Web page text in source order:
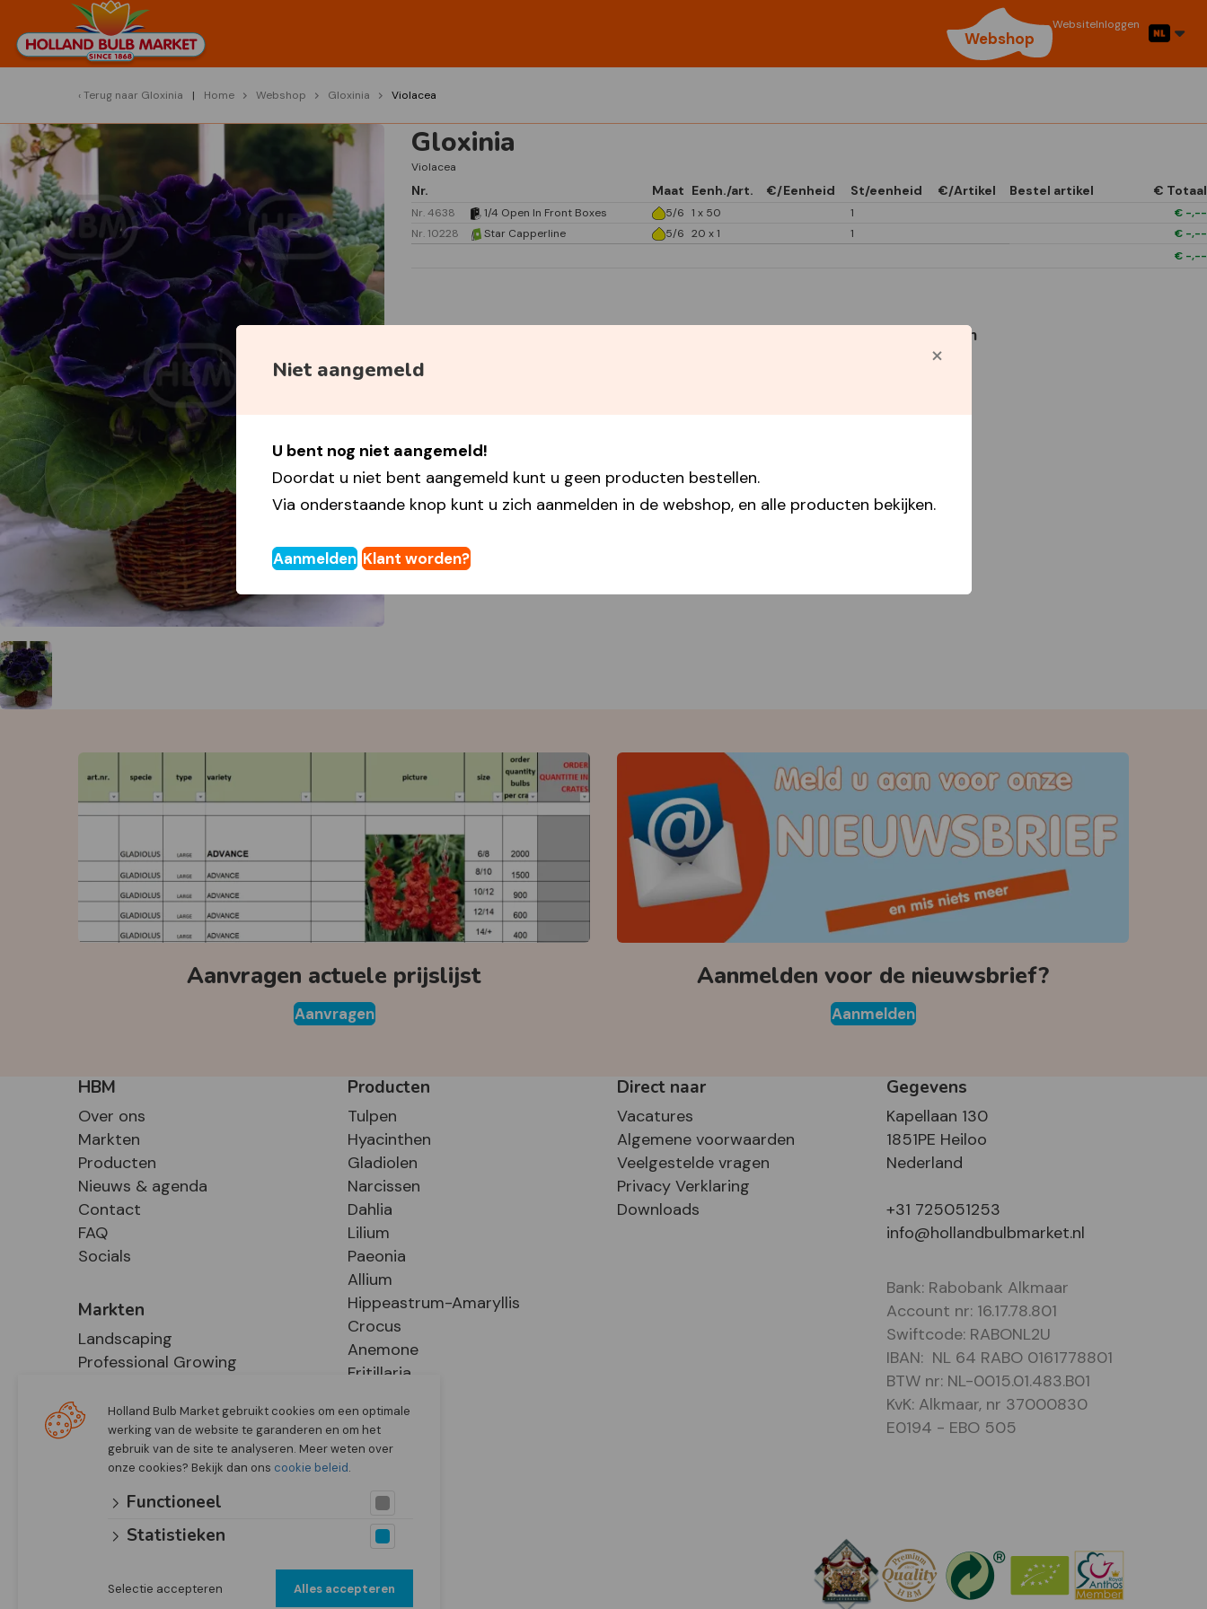
Webshop
WebsiteInloggen
Niet aangemeld
U bent nog niet aangemeld!
Doordat u niet bent aangemeld kunt u geen producten bestellen.
Via onderstaande knop kunt u zich aanmelden in de webshop, en alle producten bekijken.
Aanmelden Klant worden?
Terug naar Gloxinia Home Webshop Gloxinia Violacea
Gloxinia
Violacea
Nr. Maat Eenh./art. €/Eenheid St/eenheid €/Artikel Bestel artikel € Totaal
Nr. 4638 1/4 Open In Front Boxes 5/6 1 x 50 1 € -,--
Nr. 10228
Star Capperline 5/6 20 x 1 1 € -,--
€ -,--
Gebruikte symbolen
Aanvragen actuele prijslijst
Aanvragen
Aanmelden voor de nieuwsbrief?
Aanmelden
HBM
Over ons
Markten
Producten
Nieuws & agenda
Contact
FAQ
Socials
Markten
Landscaping
Professional Growing
Retail
Producten
Tulpen
Hyacinthen
Gladiolen
Narcissen
Dahlia
Lilium
Paeonia
Allium
Hippeastrum-Amaryllis
Crocus
Anemone
Fritillaria
Direct naar
Vacatures
Algemene voorwaarden
Veelgestelde vragen
Privacy Verklaring
Downloads
Gegevens
Kapellaan 130
1851PE Heiloo
Nederland
+31 725051253
info@hollandbulbmarket.nl
Bank: Rabobank Alkmaar
Account nr: 16.17.78.801
Swiftcode: RABONL2U
IBAN: NL 64 RABO 0161778801
BTW nr: NL-0015.01.483.B01
KvK: Alkmaar, nr 37000830
E0194 - EBO 505
Holland Bulb Market gebruikt cookies om een optimale
werking van de website te garanderen en om het
gebruik van de site te analyseren. Meer weten over
onze cookies? Bekijk dan ons cookie beleid.
Functioneel
Statistieken
Selectie accepteren Alles accepteren